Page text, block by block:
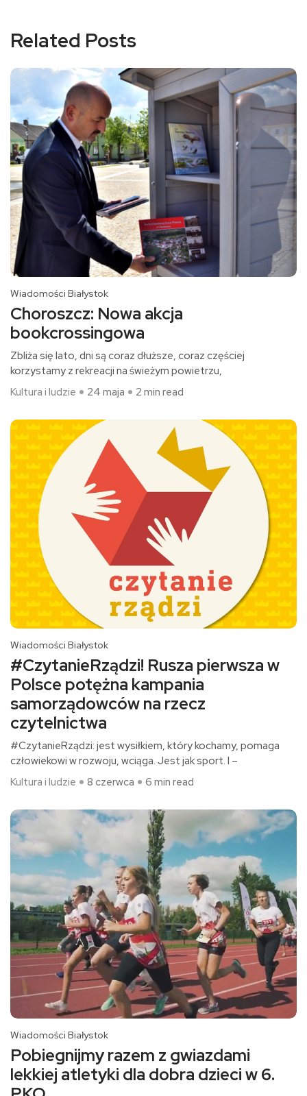
Related Posts
Wiadomości Białystok
Choroszcz: Nowa akcja
bookcrossingowa
Zbliża się lato, dni są coraz dłuższe, coraz częściej
korzystamy z rekreacji na świeżym powietrzu,
Kultura i ludzie
24 maja 2 min read
Wiadomości Białystok
#CzytanieRządzi! Rusza pierwsza w
Polsce potężna kampania
samorządowców na rzecz
czytelnictwa
#CzytanieRządzi: jest wysiłkiem, który kochamy, pomaga
człowiekowi w rozwoju, wciąga. Jest jak sport. I –
Kultura i ludzie
8 czerwca 6 min read
Wiadomości Białystok
Pobiegnijmy razem z gwiazdami
lekkiej atletyki dla dobra dzieci w 6.